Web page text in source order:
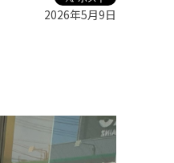
2026年5月9日